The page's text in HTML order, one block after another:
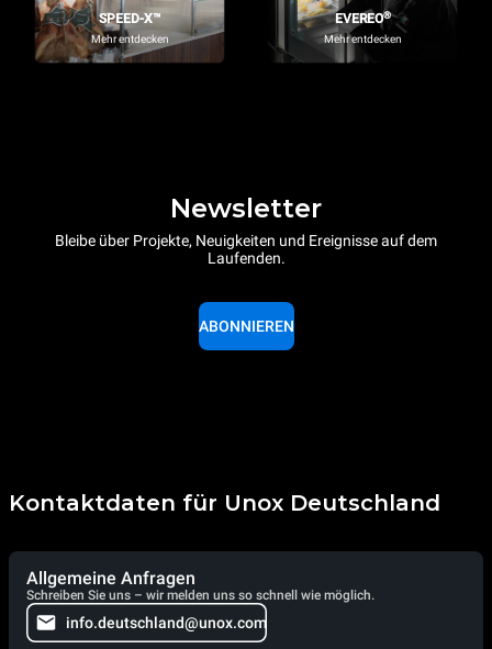
SPEED-X™
Mehr entdecken
EVEREO®
Mehr entdecken
Newsletter
Bleibe über Projekte, Neuigkeiten und Ereignisse auf dem
Laufenden.
ABONNIEREN
Kontaktdaten für Unox Deutschland
Allgemeine Anfragen
Schreiben Sie uns – wir melden uns so schnell wie möglich.
info.deutschland@unox.com